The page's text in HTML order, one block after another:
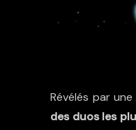
Révélés par
des duos les